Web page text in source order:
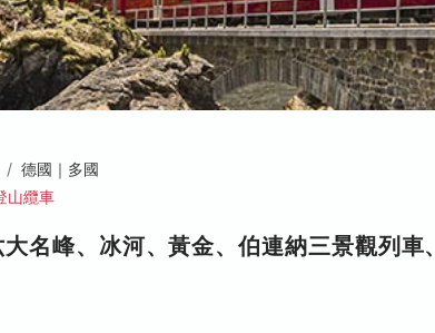
德國｜多國
山纜車
名峰、冰河、黃金、伯連納三景觀列車、